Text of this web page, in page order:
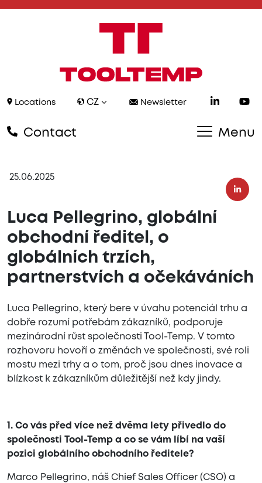
Locations CZ Newsletter
Contact Menu
25.06.2025
Luca Pellegrino, globální
obchodní ředitel, o
globálních trzích,
partnerstvích a očekáváních
Luca Pellegrino, který bere v úvahu potenciál trhu a
dobře rozumí potřebám zákazníků, podporuje
mezinárodní růst společnosti Tool-Temp. V tomto
rozhovoru hovoří o změnách ve společnosti, své roli
mostu mezi trhy a o tom, proč jsou dnes inovace a
blízkost k zákazníkům důležitější než kdy jindy.
1. Co vás před více než dvěma lety přivedlo do
společnosti Tool-Temp a co se vám líbí na vaší
pozici globálního obchodního ředitele?
Marco Pellegrino, náš Chief Sales Officer (CSO) a